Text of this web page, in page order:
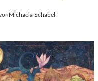
Michaela Schabel